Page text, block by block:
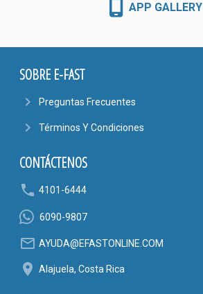
APP GALLERY
SOBRE E-FAST
navigate_next Preguntas Frecuentes
navigate_next Términos Y Condiciones
CONTÁCTENOS
phone 4101-6444
6090-9807
mail_outline AYUDA@EFASTONLINE.COM
location_on Alajuela, Costa Rica